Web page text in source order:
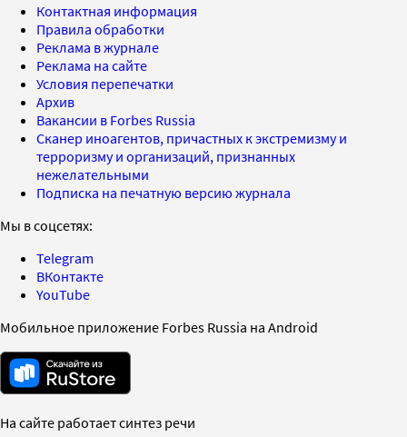
Контактная информация
Правила обработки
Реклама в журнале
Реклама на сайте
Условия перепечатки
Архив
Вакансии в Forbes Russia
Сканер иноагентов, причастных к экстремизму и
терроризму и организаций, признанных
нежелательными
Подписка на печатную версию журнала
Мы в соцсетях:
Telegram
ВКонтакте
YouTube
Мобильное приложение Forbes Russia на Android
На сайте работает синтез речи